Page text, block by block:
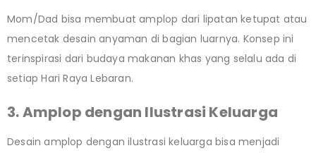
Mom/Dad bisa membuat amplop dari lipatan ketupat atau
mencetak desain anyaman di bagian luarnya. Konsep ini
terinspirasi dari budaya makanan khas yang selalu ada di
setiap Hari Raya Lebaran.
3. Amplop dengan Ilustrasi Keluarga
Desain amplop dengan ilustrasi keluarga bisa menjadi